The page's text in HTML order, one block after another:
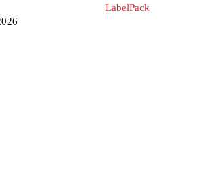
LabelPack